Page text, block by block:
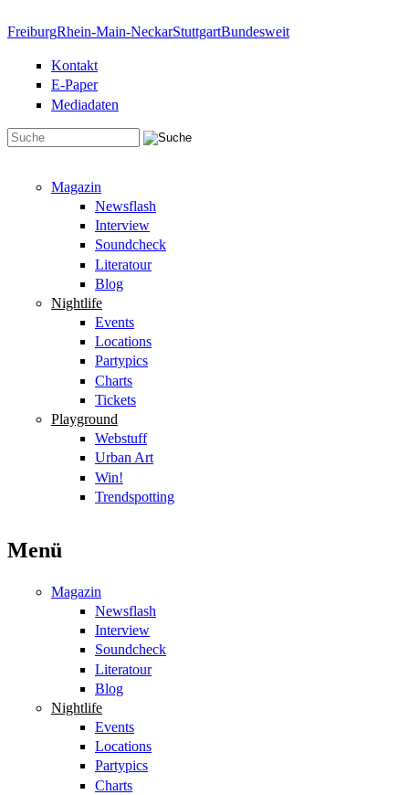
FreiburgRhein-Main-NeckarStuttgartBundesweit
Kontakt
E-Paper
Mediadaten
Magazin
Newsflash
Interview
Soundcheck
Literatour
Blog
Nightlife
Events
Locations
Partypics
Charts
Tickets
Playground
Webstuff
Urban Art
Win!
Trendspotting
Menü
Magazin
Newsflash
Interview
Soundcheck
Literatour
Blog
Nightlife
Events
Locations
Partypics
Charts